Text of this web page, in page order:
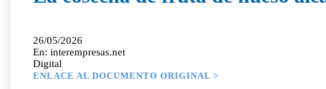
26/05/2026
En: interempresas.net
Digital
ENLACE AL DOCUMENTO ORIGINAL >